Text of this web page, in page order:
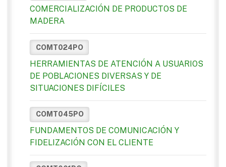
COMERCIALIZACIÓN DE PRODUCTOS DE
MADERA
COMT024PO
HERRAMIENTAS DE ATENCIÓN A USUARIOS
DE POBLACIONES DIVERSAS Y DE
SITUACIONES DIFÍCILES
COMT045PO
FUNDAMENTOS DE COMUNICACIÓN Y
FIDELIZACIÓN CON EL CLIENTE